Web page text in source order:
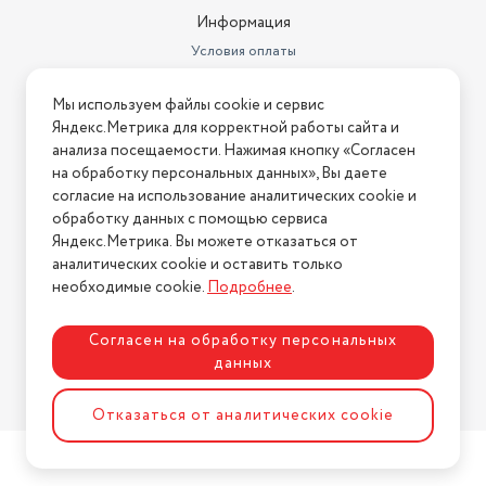
Информация
Условия оплаты
Условия возврата
Нашли ошибку на сайте? Напишите нам
2026 © Интернет-магазин "АстМаркет". У нас есть всё!
Политика конфиденциальности
Разработка сайтаASTDESIGN
Мы используем файлы cookie и сервис
Яндекс.Метрика для корректной работы сайта и
анализа посещаемости. Нажимая кнопку «Согласен
на обработку персональных данных», Вы даете
согласие на использование аналитических cookie и
обработку данных с помощью сервиса
Яндекс.Метрика. Вы можете отказаться от
аналитических cookie и оставить только
необходимые cookie.Подробнее.
Согласен на обработку персональных
данных
Отказаться от аналитических cookie